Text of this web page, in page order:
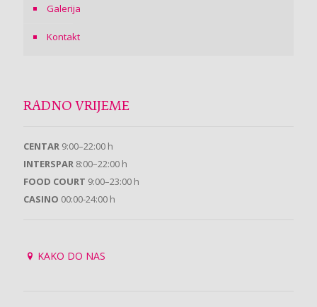
Galerija
Kontakt
RADNO VRIJEME
CENTAR 9:00–22:00 h
INTERSPAR 8:00–22:00 h
FOOD COURT 9:00–23:00 h
CASINO 00:00-24:00 h
KAKO DO NAS